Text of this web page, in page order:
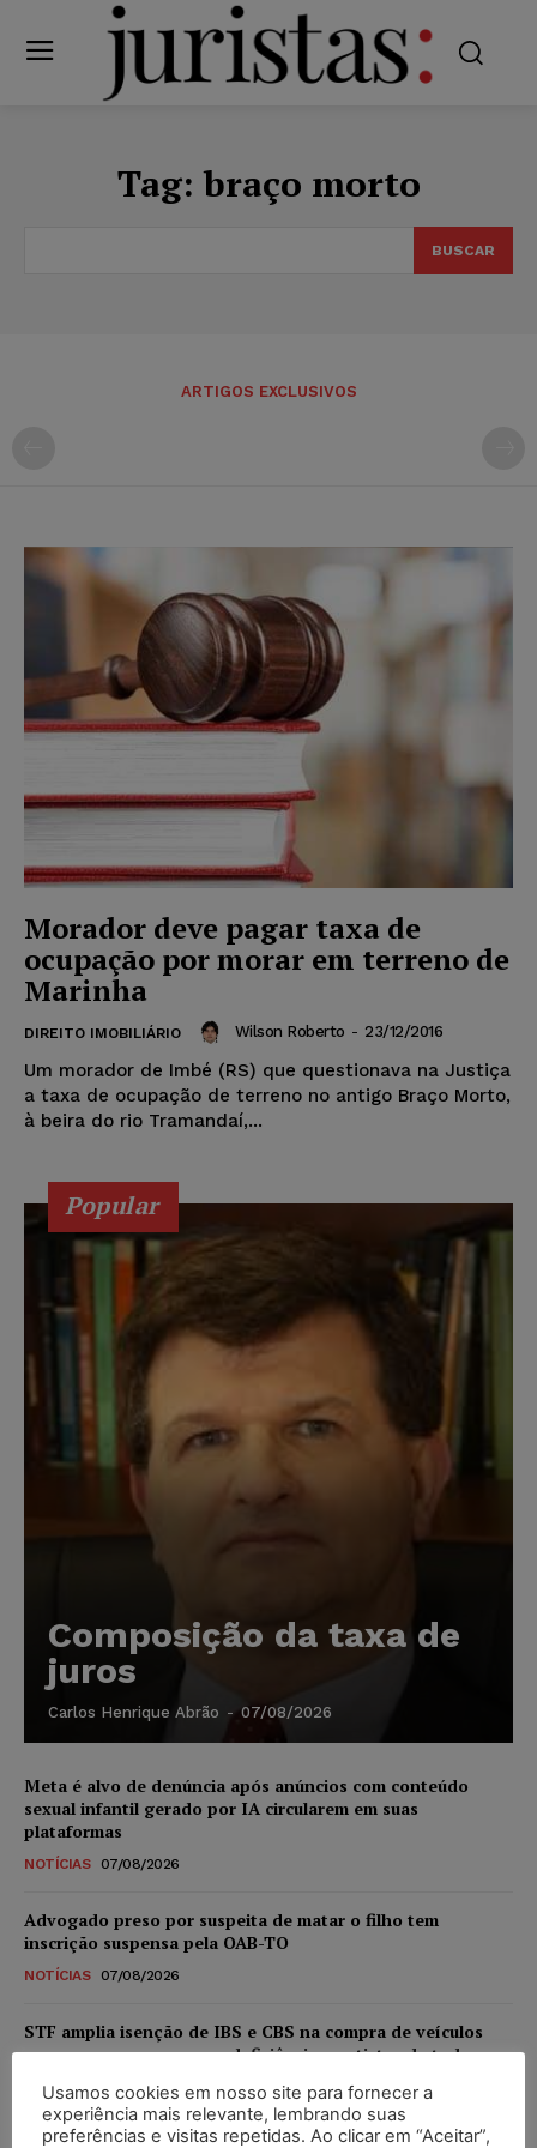
Tag:braço morto
BUSCAR
ARTIGOS EXCLUSIVOS
Morador deve pagar taxa de
ocupação por morar em terreno de
Marinha
DIREITO IMOBILIÁRIO Wilson Roberto - 23/12/2016
Um morador de Imbé (RS) que questionava na Justiça
a taxa de ocupação de terreno no antigo Braço Morto,
à beira do rio Tramandaí,...
Popular
Composição da taxa de
juros
Carlos Henrique Abrão - 07/08/2026
Meta é alvo de denúncia após anúncios com conteúdo
sexual infantil gerado por IA circularem em suas
plataformas
NOTÍCIAS 07/08/2026
Advogado preso por suspeita de matar o filho tem
inscrição suspensa pela OAB-TO
NOTÍCIAS 07/08/2026
STF amplia isenção de IBS e CBS na compra de veículos
novos para pessoas com deficiência e autistas de todos os
DIREITO TRIBUTÁRIO 07/08/2026
Usamos cookies em nosso site para fornecer a
experiência mais relevante, lembrando suas
preferências e visitas repetidas. Ao clicar em “Aceitar”,